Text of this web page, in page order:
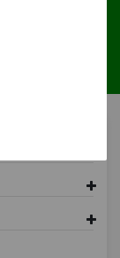
olun !